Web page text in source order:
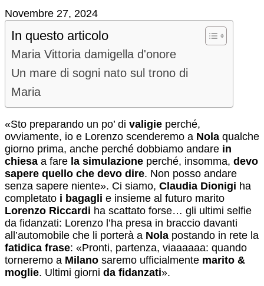
Novembre 27, 2024
In questo articolo
Maria Vittoria damigella d'onore
Un mare di sogni nato sul trono di
Maria
«Sto preparando un po’ di valigie perché,
ovviamente, io e Lorenzo scenderemo a Nola qualche
giorno prima, anche perché dobbiamo andare in
chiesa a fare la simulazione perché, insomma, devo
sapere quello che devo dire. Non posso andare
senza sapere niente». Ci siamo, Claudia Dionigi ha
completato i bagagli e insieme al futuro marito
Lorenzo Riccardi ha scattato forse… gli ultimi selfie
da fidanzati: Lorenzo l’ha presa in braccio davanti
all’automobile che li porterà a Nola postando in rete la
fatidica frase: «Pronti, partenza, viaaaaaa: quando
torneremo a Milano saremo ufficialmente marito &
moglie. Ultimi giorni da fidanzati».